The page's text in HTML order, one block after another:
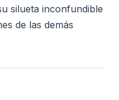
silueta inconfundible
de las demás